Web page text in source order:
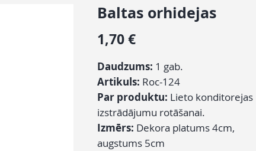
Baltas orhidejas
1,70 €Cena
Daudzums: 1 gab.
Artikuls: Roc-124
Par produktu: Lieto konditorejas
izstrādājumu rotāšanai.
Izmērs: Dekora platums 4cm,
augstums 5cm